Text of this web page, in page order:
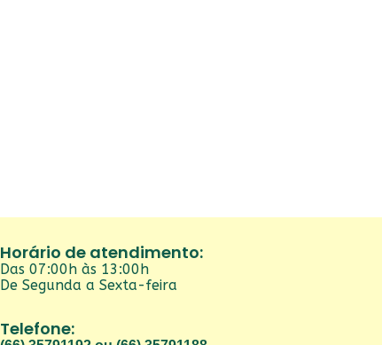
Horário de atendimento:
Das 07:00h às 13:00h
De Segunda a Sexta-feira
Telefone: